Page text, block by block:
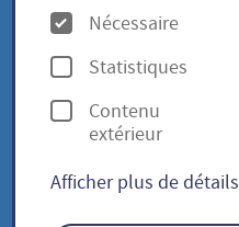
Öffnungszeiten
Eintrittspreise
O
p
t
i
n
s
Nécessaire
Statistiques
Contenu
extérieur
Afficher plus de détails